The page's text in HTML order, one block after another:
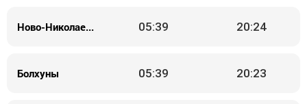
Ново-Николаевка 05:39 20:24
Болхуны 05:39 20:23